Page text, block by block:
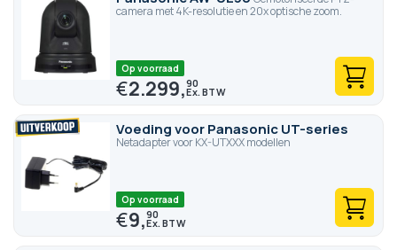
camera met 4K-resolutie en 20x optische zoom.
Op voorraad
€2.299,90
Voeding voor Panasonic UT-series
Netadapter voor KX-UTXXX modellen
Op voorraad
€9,90